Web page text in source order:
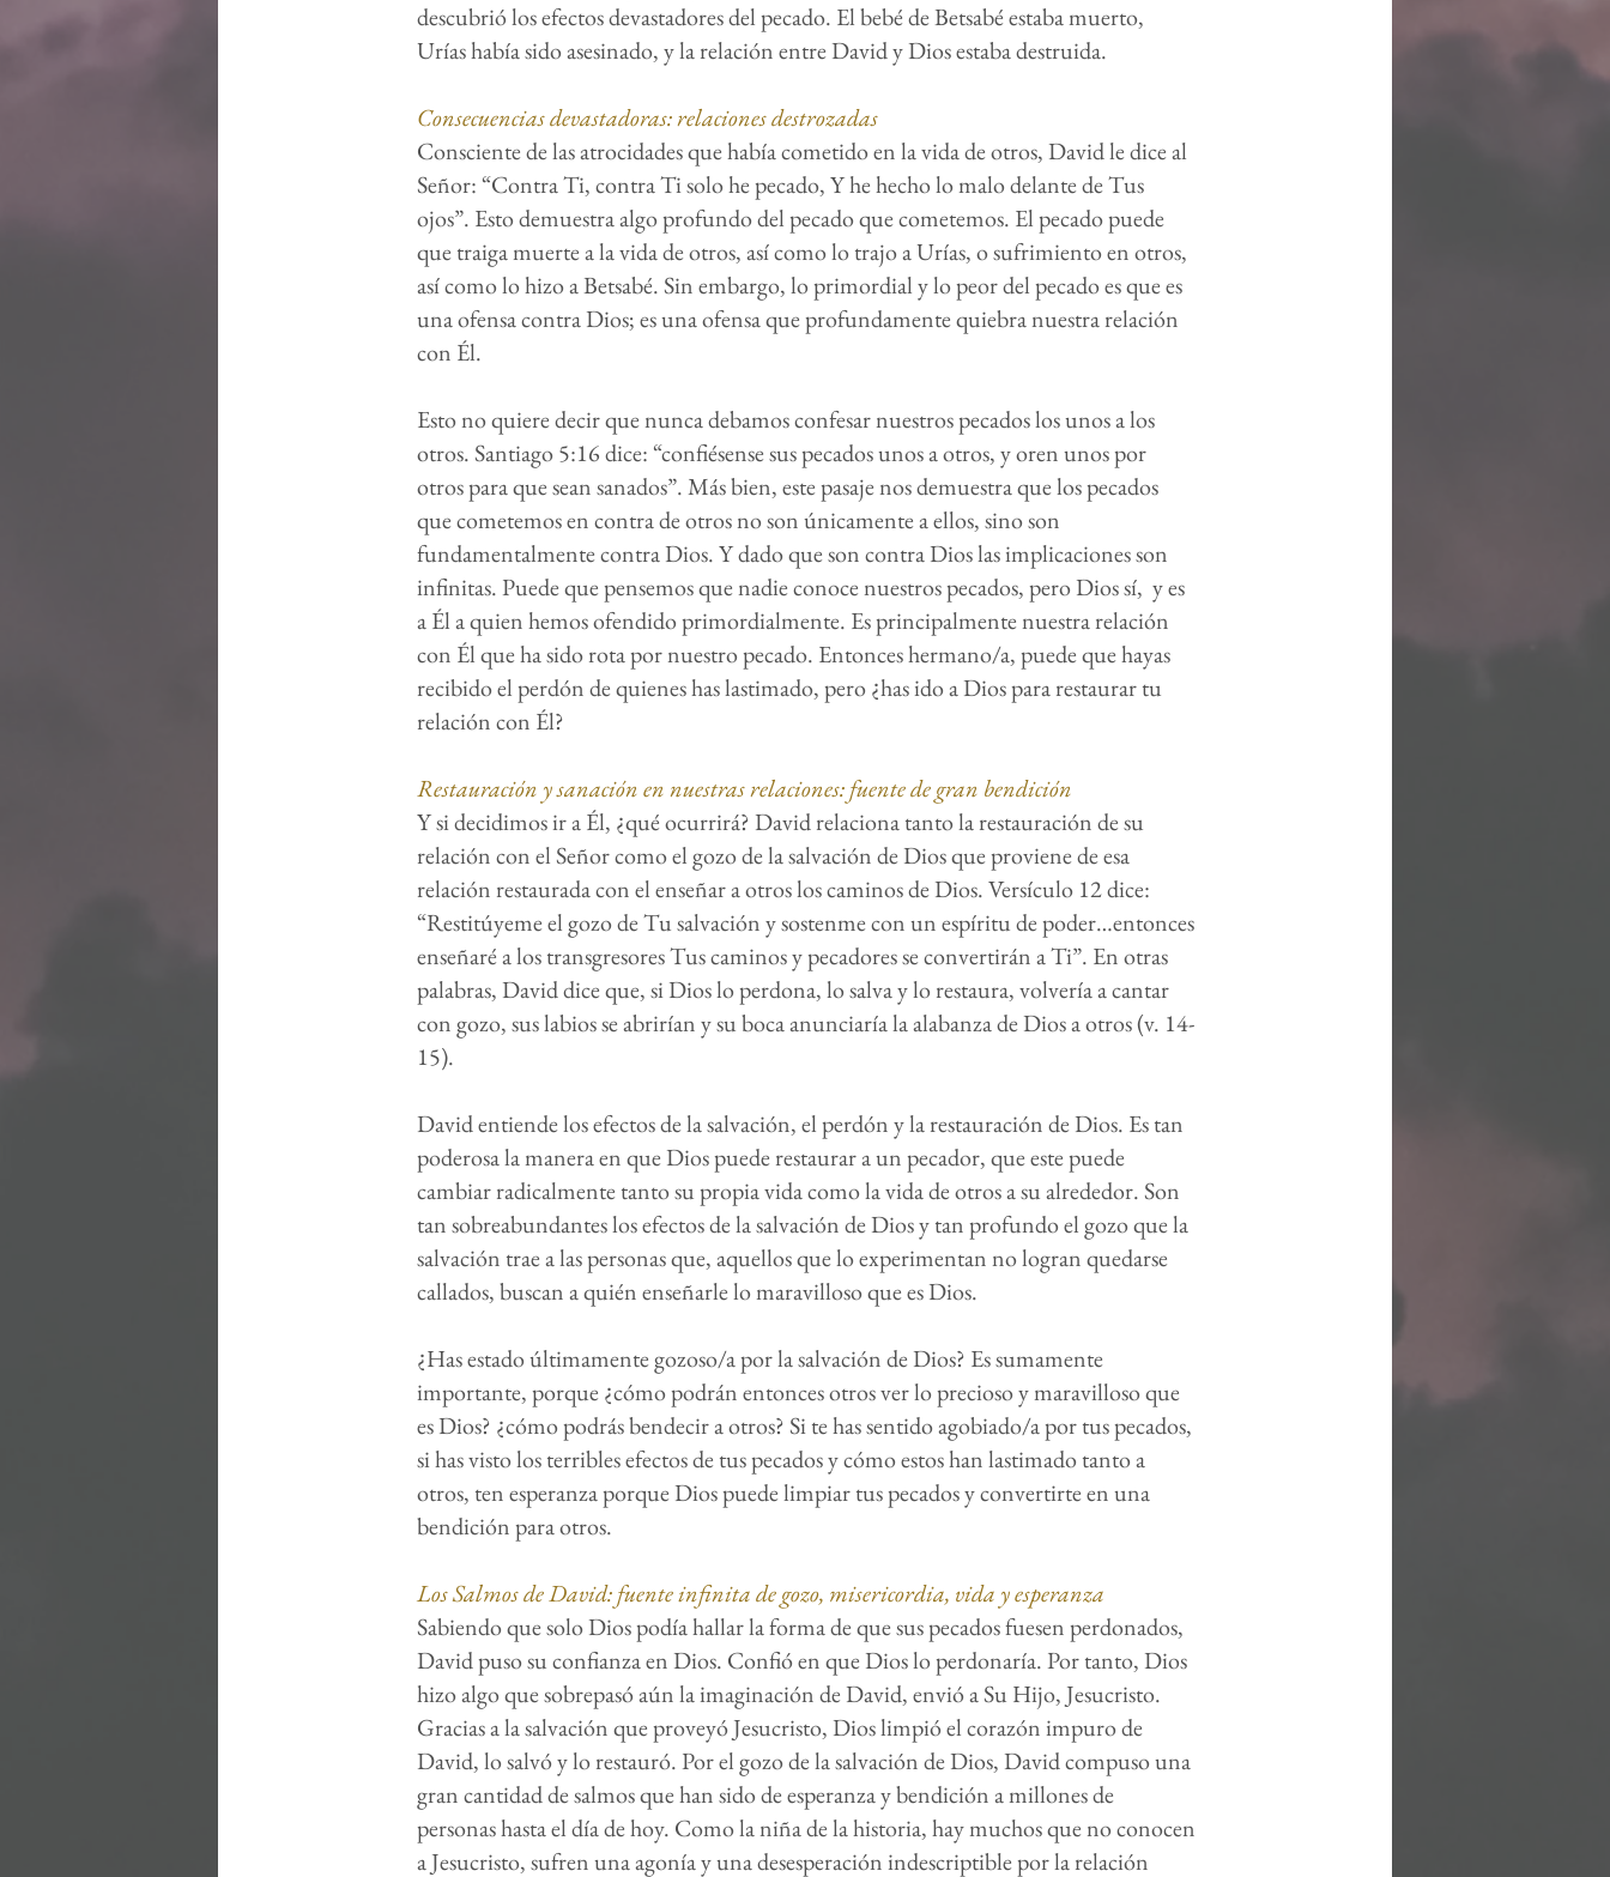
descubrió los efectos devastadores del pecado. El bebé de Betsabé estaba muerto,
Urías había sido asesinado, y la relación entre David y Dios estaba destruida.
Consecuencias devastadoras: relaciones destrozadas
Consciente de las atrocidades que había cometido en la vida de otros, David le dice al
Señor: “Contra Ti, contra Ti solo he pecado, Y he hecho lo malo delante de Tus
ojos”. Esto demuestra algo profundo del pecado que cometemos. El pecado puede
que traiga muerte a la vida de otros, así como lo trajo a Urías, o sufrimiento en otros,
así como lo hizo a Betsabé. Sin embargo, lo primordial y lo peor del pecado es que es
una ofensa contra Dios; es una ofensa que profundamente quiebra nuestra relación
con Él.
Esto no quiere decir que nunca debamos confesar nuestros pecados los unos a los
otros. Santiago 5:16 dice: “confiésense sus pecados unos a otros, y oren unos por
otros para que sean sanados”. Más bien, este pasaje nos demuestra que los pecados
que cometemos en contra de otros no son únicamente a ellos, sino son
fundamentalmente contra Dios. Y dado que son contra Dios las implicaciones son
infinitas. Puede que pensemos que nadie conoce nuestros pecados, pero Dios sí, y es
a Él a quien hemos ofendido primordialmente. Es principalmente nuestra relación
con Él que ha sido rota por nuestro pecado. Entonces hermano/a, puede que hayas
recibido el perdón de quienes has lastimado, pero ¿has ido a Dios para restaurar tu
relación con Él?
Restauración y sanación en nuestras relaciones: fuente de gran bendición
Y si decidimos ir a Él, ¿qué ocurrirá? David relaciona tanto la restauración de su
relación con el Señor como el gozo de la salvación de Dios que proviene de esa
relación restaurada con el enseñar a otros los caminos de Dios. Versículo 12 dice:
“Restitúyeme el gozo de Tu salvación y sostenme con un espíritu de poder…entonces
enseñaré a los transgresores Tus caminos y pecadores se convertirán a Ti”. En otras
palabras, David dice que, si Dios lo perdona, lo salva y lo restaura, volvería a cantar
con gozo, sus labios se abrirían y su boca anunciaría la alabanza de Dios a otros (v. 14-
15).
David entiende los efectos de la salvación, el perdón y la restauración de Dios. Es tan
poderosa la manera en que Dios puede restaurar a un pecador, que este puede
cambiar radicalmente tanto su propia vida como la vida de otros a su alrededor. Son
tan sobreabundantes los efectos de la salvación de Dios y tan profundo el gozo que la
salvación trae a las personas que, aquellos que lo experimentan no logran quedarse
callados, buscan a quién enseñarle lo maravilloso que es Dios.
¿Has estado últimamente gozoso/a por la salvación de Dios? Es sumamente
importante, porque ¿cómo podrán entonces otros ver lo precioso y maravilloso que
es Dios? ¿cómo podrás bendecir a otros? Si te has sentido agobiado/a por tus pecados,
si has visto los terribles efectos de tus pecados y cómo estos han lastimado tanto a
otros, ten esperanza porque Dios puede limpiar tus pecados y convertirte en una
bendición para otros.
Los Salmos de David: fuente infinita de gozo, misericordia, vida y esperanza
Sabiendo que solo Dios podía hallar la forma de que sus pecados fuesen perdonados,
David puso su confianza en Dios. Confió en que Dios lo perdonaría. Por tanto, Dios
hizo algo que sobrepasó aún la imaginación de David, envió a Su Hijo, Jesucristo.
Gracias a la salvación que proveyó Jesucristo, Dios limpió el corazón impuro de
David, lo salvó y lo restauró. Por el gozo de la salvación de Dios, David compuso una
gran cantidad de salmos que han sido de esperanza y bendición a millones de
personas hasta el día de hoy. Como la niña de la historia, hay muchos que no conocen
a Jesucristo, sufren una agonía y una desesperación indescriptible por la relación